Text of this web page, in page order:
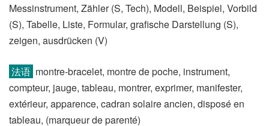
Messinstrument, Zähler (S, Tech)​, Modell, Beispiel, Vorbild
(S)​, Tabelle, Liste, Formular, grafische Darstellung (S)​,
zeigen, ausdrücken (V)
法语 montre-bracelet, montre de poche, instrument,
compteur, jauge, tableau, montrer, exprimer, manifester,
extérieur, apparence, cadran solaire ancien, disposé en
tableau, (marqueur de parenté)​